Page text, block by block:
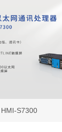
HMI-S7300